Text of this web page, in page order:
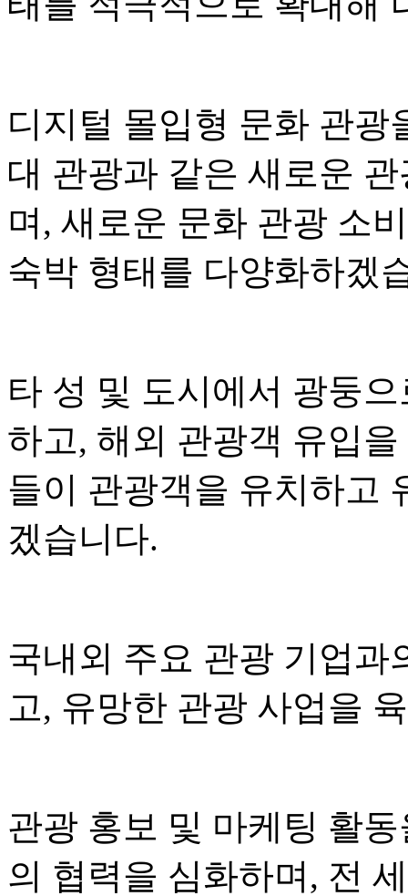
디지털 몰입형 문화 관광
대 관광과 같은 새로운
며, 새로운 문화 관광 소
숙박 형태를 다양화하겠
타 성 및 도시에서 광둥
하고, 해외 관광객 유입
들이 관광객을 유치하고
겠습니다.
국내외 주요 관광 기업과
고, 유망한 관광 사업을
관광 홍보 및 마케팅 활
의 협력을 심화하며, 전